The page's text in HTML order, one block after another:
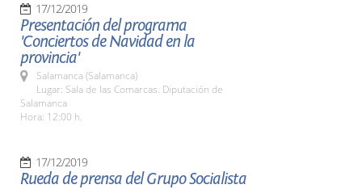
17/12/2019
Presentación del programa
'Conciertos de Navidad en la
provincia'
Salamanca (Salamanca)
Lugar: Sala de las Comarcas. Diputación de
Salamanca
Hora: 12:00 h.
17/12/2019
Rueda de prensa del Grupo Socialista